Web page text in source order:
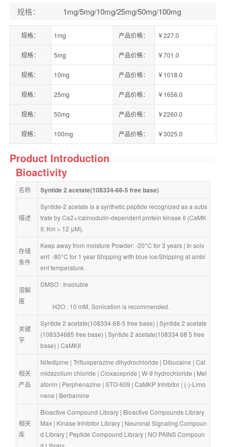
规格： 1mg/5mg/10mg/25mg/50mg/100mg
规格： 1mg 产品价格： ￥227.0
规格： 5mg 产品价格： ￥701.0
规格： 10mg 产品价格： ￥1018.0
规格： 25mg 产品价格： ￥1656.0
规格： 50mg 产品价格： ￥2260.0
规格： 100mg 产品价格： ￥3025.0
Product Introduction
Bioactivity
名称 Syntide 2 acetate(108334-68-5 free base)
描述
Syntide-2 acetate is a synthetic peptide recognized as a subs
trate by Ca2+/calmodulin-dependent protein kinase II (CaMK
II; Km = 12 μM).
存储
条件
Keep away from moisture Powder: -20°C for 3 years | In solv
ent: -80°C for 1 year Shipping with blue ice/Shipping at ambi
ent temperature.
溶解
度
DMSO : Insoluble
        H2O : 10 mM, Sonication is recommended.
关键
字
Syntide 2 acetate(108334-68-5 free base) | Syntide 2 acetate
(108334685 free base) | Syntide 2 acetate(108334 68 5 free
base) | CaMKII
相关
产品
Nifedipine | Trifluoperazine dihydrochloride | Dibucaine | Cal
midazolium chloride | Cloxacepride | W-9 hydrochloride | Mel
atonin | Perphenazine | STO-609 | CaMKP Inhibitor | (-)-Limo
nene | Berbamine
相关
库
Bioactive Compound Library | Bioactive Compounds Library
Max | Kinase Inhibitor Library | Neuronal Signaling Compoun
d Library | Peptide Compound Library | NO PAINS Compoun
d Library